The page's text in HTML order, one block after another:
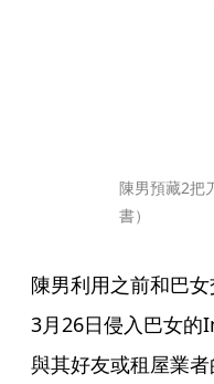
陳男預藏2把
書）
陳男利用之前和巴
3月26日侵入巴女
與其好友或租屋業